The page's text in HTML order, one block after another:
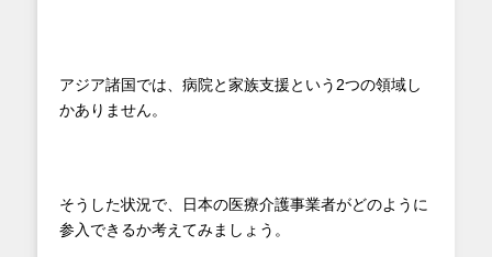
アジア諸国では、病院と家族支援という2つの領域し
かありません。
そうした状況で、日本の医療介護事業者がどのように
参入できるか考えてみましょう。